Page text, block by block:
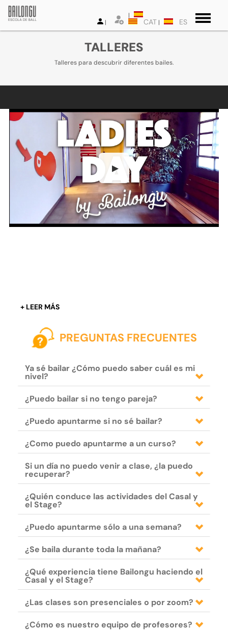
CAT ES
TALLERES
Talleres para descubrir diferentes bailes.
▶
PREGUNTAS FRECUENTES
Ya sé bailar ¿Cómo puedo saber cuál es mi
nivel?
¿Puedo bailar si no tengo pareja?
¿Puedo apuntarme si no sé bailar?
¿Como puedo apuntarme a un curso?
Si un día no puedo venir a clase, ¿la puedo
recuperar?
¿Quién conduce las actividades del Casal y
el Stage?
¿Puedo apuntarme sólo a una semana?
¿Se baila durante toda la mañana?
¿Qué experiencia tiene Bailongu haciendo el
Casal y el Stage?
¿Las clases son presenciales o por zoom?
¿Cómo es nuestro equipo de profesores?